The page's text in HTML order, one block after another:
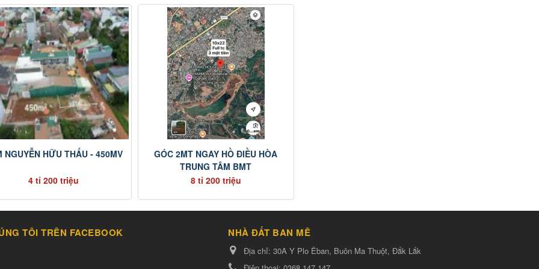
NGUYỄN HỮU THẤU - 450MV
4 tỉ 200 triệu
GÓC 2MT NGAY HỒ ĐIỀU HÒA
TRUNG TÂM BMT
8 tỉ 200 triệu
TÔI TRÊN FACEBOOK NHÀ ĐẤT BAN MÊ
Địa chỉ: 30A Y Plo Êban, Buôn Ma Thuột, Đắk Lắk